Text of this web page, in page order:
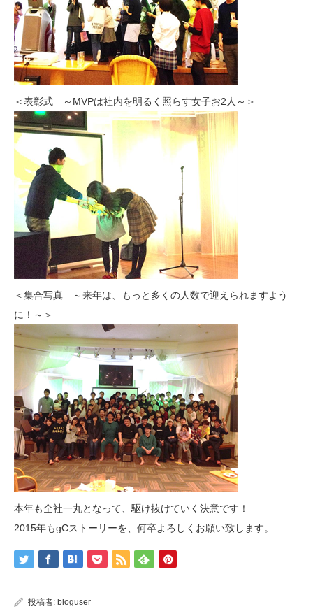
＜表彰式 ～MVPは社内を明るく照らす女子お2人～＞
＜集合写真 ～来年は、もっと多くの人数で迎えられますよう
に！～＞
本年も全社一丸となって、駆け抜けていく決意です！
2015年もgCストーリーを、何卒よろしくお願い致します。
投稿者: bloguser